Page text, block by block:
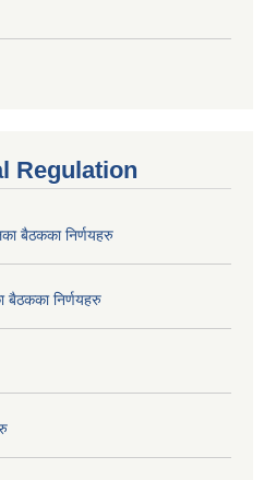
Regulation
बैठकका निर्णयहरु
बैठकका निर्णयहरु